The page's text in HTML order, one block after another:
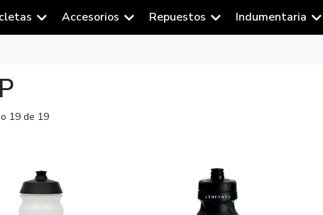
Accesorios Repuestos Indumentaria
19 de 19